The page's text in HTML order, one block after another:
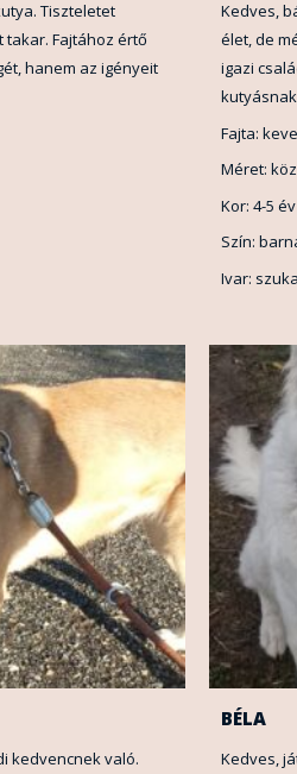
Tiszteletet
Fajtához értő
hanem az igényeit
Kedves,
élet, de
igazi
Fajta:
Méret:
Kor: 4-5 év
Szín:
Ivar: szuka
kedvencnek való.
BÉLA
Kedves,